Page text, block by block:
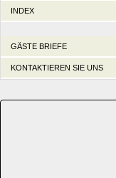
INDEX
GÄSTE BRIEFE
KONTAKTIEREN SIE UNS